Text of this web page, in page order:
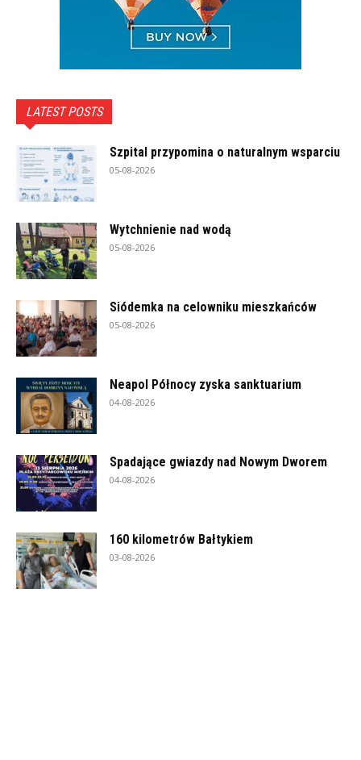
LATEST POSTS
Szpital przypomina o naturalnym wsparciu
05-08-2026
Wytchnienie nad wodą
05-08-2026
Siódemka na celowniku mieszkańców
05-08-2026
Neapol Północy zyska sanktuarium
04-08-2026
Spadające gwiazdy nad Nowym Dworem
04-08-2026
160 kilometrów Bałtykiem
03-08-2026